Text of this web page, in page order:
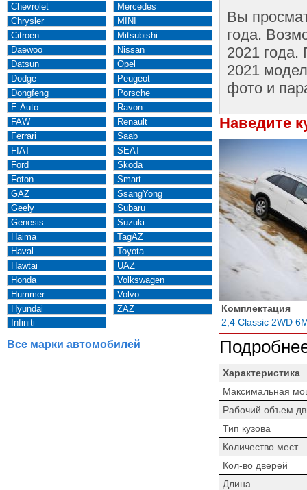
Chevrolet
Chrysler
Citroen
Daewoo
Datsun
Dodge
Dongfeng
E-Auto
FAW
Ferrari
FIAT
Ford
Foton
GAZ
Geely
Genesis
Haima
Haval
Hawtai
Honda
Hummer
Hyundai
Infiniti
Mercedes
MINI
Mitsubishi
Nissan
Opel
Peugeot
Porsche
Ravon
Renault
Saab
SEAT
Skoda
Smart
SsangYong
Subaru
Suzuki
TagAZ
Toyota
UAZ
Volkswagen
Volvo
ZAZ
Все марки автомобилей
Вы
года.
2021 года.
2021
фото и
Наведите
Комплектация
2,4 Classic 2WD
Характеристика
Максимальная
Рабочий объем
Тип кузова
Количество мест
Кол-во дверей
Длина